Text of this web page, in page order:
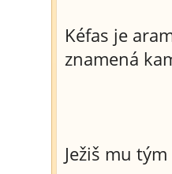
Kéfas je
znamená
Ježiš mu